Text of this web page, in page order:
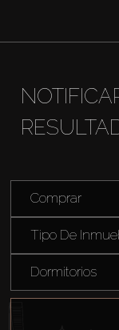
Agentes
About Us
Comprar
Tipo De
Dormitorios